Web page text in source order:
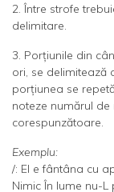
2. Între strofe
delimitare.
3. Porţiunile din
ori, se delimitează
porţiunea se
noteze numărul de
corespunzătoare.
Exemplu:
/: El e fântâna cu
Nimic În lume nu-